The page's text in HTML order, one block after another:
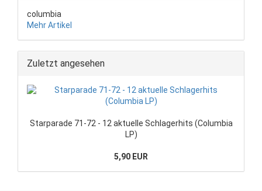
columbia
Mehr Artikel
Zuletzt angesehen
Starparade 71-72 - 12 aktuelle Schlagerhits (Columbia
LP)
5,90 EUR